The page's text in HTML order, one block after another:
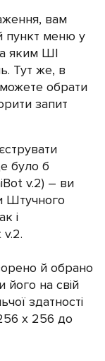
вам
пункт меню у
яким ШІ
Тут же, в
обрати
запит
було б
v.2) – ви
Штучного
і
й обрано
його на свій
здатності
х 256 до